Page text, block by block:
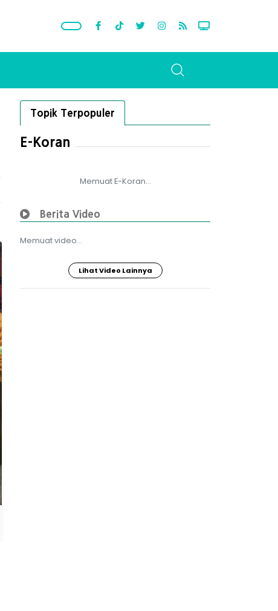
Topik Terpopuler
E-Koran
Memuat E-Koran...
Berita Video
Memuat video...
Lihat Video Lainnya